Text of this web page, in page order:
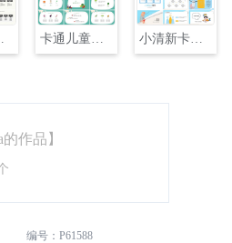
卡通儿童认识蔬菜水果PPT课件
作品】
个
编号：P61588